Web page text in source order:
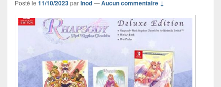
Posté le 11/10/2023parInod—Aucun commentaire ↓